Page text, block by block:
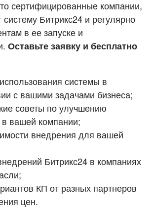
ВХОД
ВХОД
Смотреть видеокейсы
сертифицированные компании,
Битрикс24 и регулярно
в ее запуске и
Оставьте заявку и бесплатно
системы в
с вашими задачами бизнеса;
советы по улучшению
в вашей компании;
внедрения для вашей
Битрикс24 в компаниях
КП от разных партнеров
цен.